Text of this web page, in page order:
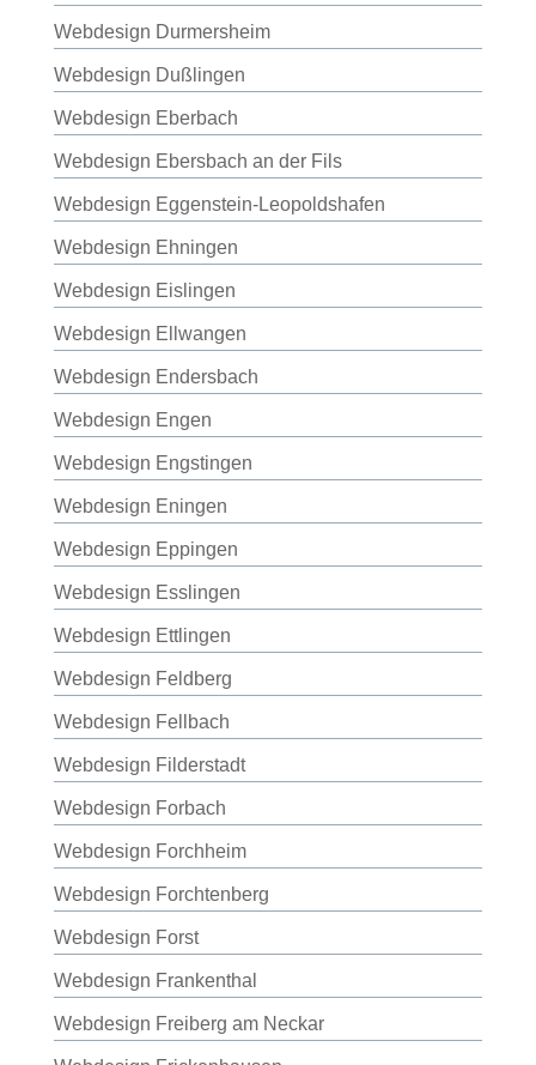
Webdesign Durmersheim
Webdesign Dußlingen
Webdesign Eberbach
Webdesign Ebersbach an der Fils
Webdesign Eggenstein-Leopoldshafen
Webdesign Ehningen
Webdesign Eislingen
Webdesign Ellwangen
Webdesign Endersbach
Webdesign Engen
Webdesign Engstingen
Webdesign Eningen
Webdesign Eppingen
Webdesign Esslingen
Webdesign Ettlingen
Webdesign Feldberg
Webdesign Fellbach
Webdesign Filderstadt
Webdesign Forbach
Webdesign Forchheim
Webdesign Forchtenberg
Webdesign Forst
Webdesign Frankenthal
Webdesign Freiberg am Neckar